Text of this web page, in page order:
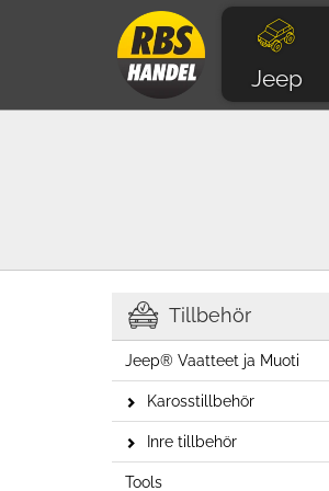
Jeep
Tillbehör
Jeep® Vaatteet ja Muoti
Karosstillbehör
Inre tillbehör
Tools